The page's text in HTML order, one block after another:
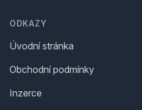
ODKAZY
Úvodní stránka
Obchodní podmínky
Inzerce